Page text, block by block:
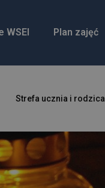
WSEI Plan zajęć
Strefa ucznia i rodzica